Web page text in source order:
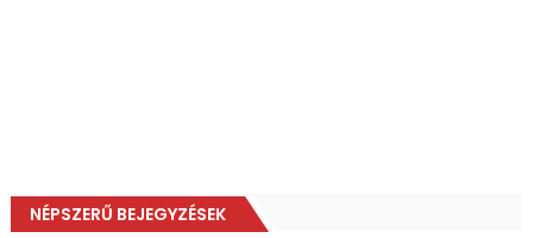
NÉPSZERŰ BEJEGYZÉSEK